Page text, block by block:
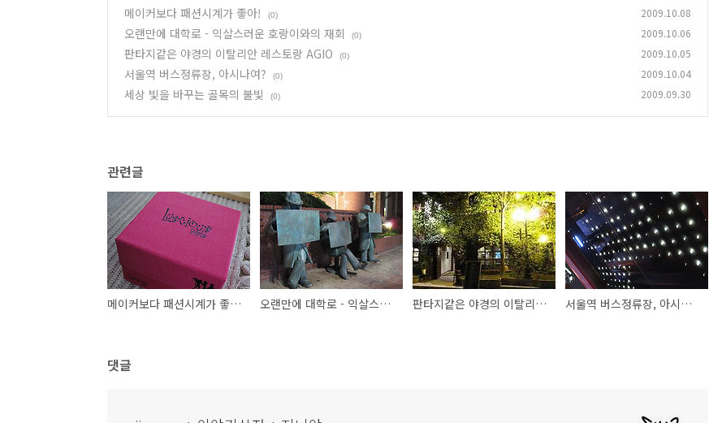
메이커보다 패션시계가 좋아!
(0) 2009.10.08
오랜만에 대학로 - 익살스러운 호랑이와의 재회 (0) 2009.10.06
판타지같은 야경의 이탈리안 레스토랑 AGIO (0) 2009.10.05
서울역 버스정류장, 아시나여? (0) 2009.10.04
세상 빛을 바꾸는 골목의 불빛 (0) 2009.09.30
관련글
메이커보다 패션시계가 좋아! 오랜만에 대학로 - 익살스러운 호랑이와의 재회 판타지같은 야경의 이탈리안 레스토랑 AGIO 서울역 버스정류장, 아시나여?
댓글